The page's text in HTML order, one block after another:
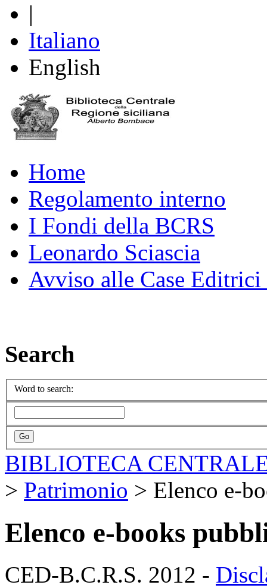
|
Italiano
English
Home
Regolamento interno
I Fondi della BCRS
Leonardo Sciascia
Avviso alle Case
Search
Word to search:
BIBLIOTECA
> Patrimonio > Elenco e-
Elenco e-books
CED-B.C.R.S. 2012 -